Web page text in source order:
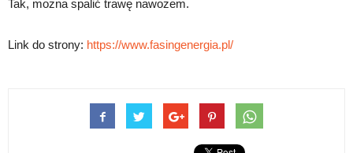
Tak, można spalić trawę nawozem.
Link do strony: https://www.fasingenergia.pl/